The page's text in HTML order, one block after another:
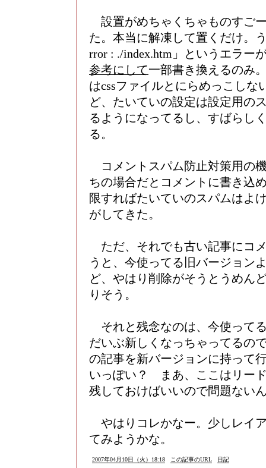
設置がめちゃくちゃものすご
た。本当に解凍して置くだけ。
rror : ./index.htm」というエラー
参考にして一部書き換えるのみ
はcssファイルとにらめっこしな
ど、たいていの設定は設定用の
るようになってるし、すばらし
る。
コメントスパム防止対策用の
ちの場合だとコメントに書き込
限すればたいていのスパムはよ
がしてきた。
ただ、それでも古い記事にコ
うと、今使ってる旧バージョン
ど、やはり削除がそうとうめん
りそう。
それと残念なのは、今使って
だいぶ新しくなっちゃってるの
の記事を新バージョンに持って
いっぽい？ まあ、ここはリー
残しておけばいいので問題ない
やはりコレかなー。少しレイ
てみようかな。
2007年04月10日（火）18:18 この記事のURL 日記